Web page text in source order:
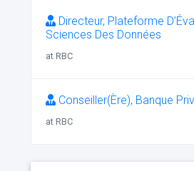
Directeur, Plateforme
Sciences Des Données
at RBC
Conseiller(Ère), Banque
at RBC